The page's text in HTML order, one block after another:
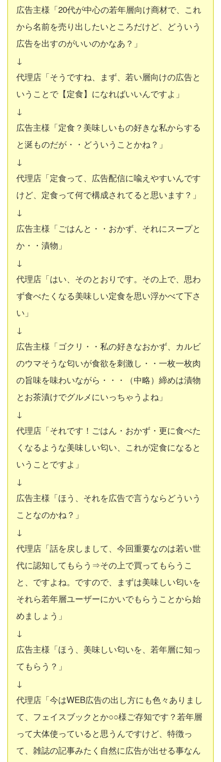
広告主様「20代が中心の若年層向け商材で、これ
から名前を売り出したいところだけど、どういう
広告を出すのがいいのかなあ？」
↓
代理店「そうですね、まず、若い層向けの広告と
いうことで 【定食】 になればいいんですよ」
↓
広告主様「定食？美味しいもの好きな私からする
と涎ものだが・・どういうことかね？」
↓
代理店「定食って、広告配信に喩えやすいんです
けど、定食って何で構成されてると思います？」
↓
広告主様「ごはんと・・おかず、それにスープと
か・・漬物」
↓
代理店「はい、そのとおりです。その上で、思わ
ず食べたくなる美味しい定食を思い浮かべて下さ
い」
↓
広告主様「ゴクリ・・私の好きなおかず、カルビ
のウマそうな匂いが食欲を刺激し・・一枚一枚肉
の旨味を味わいながら・・・（中略）締めは漬物
とお茶漬けでグルメにいっちゃうよね」
↓
代理店「それです！ごはん・おかず・更に食べた
くなるような美味しい匂い、これが定食になると
いうことですよ」
↓
広告主様「ほう、それを広告で言うならどういう
ことなのかね？」
↓
代理店「話を戻しまして、今回重要なのは若い世
代に認知してもらう⇒その上で買ってもらうこ
と、ですよね。ですので、まずは美味しい匂いを
それら若年層ユーザーにかいでもらうことから始
めましょう」
↓
広告主様「ほう、美味しい匂いを、若年層に知っ
てもらう？」
↓
代理店「今はWEB広告の出し方にも色々ありまし
て、フェイスブックとか○○様ご存知です？若年層
って大体使っていると思うんですけど、特徴っ
て、雑誌の記事みたく自然に広告が出せる事なん